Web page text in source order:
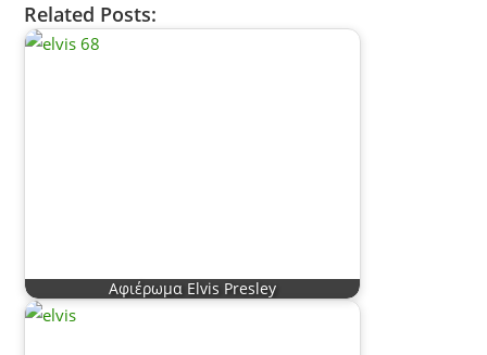
Related Posts:
Αφιέρωμα Elvis Presley